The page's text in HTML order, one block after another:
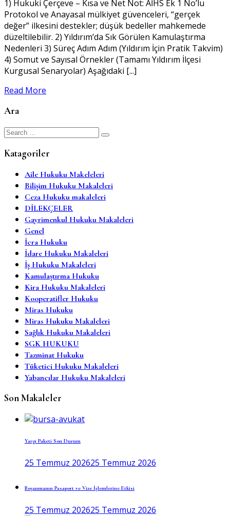
1) Hukuki Çerçeve – Kısa ve Net Not: AİHS Ek 1 No’lu
Protokol ve Anayasal mülkiyet güvenceleri, “gerçek
değer” ilkesini destekler; düşük bedeller mahkemede
düzeltilebilir. 2) Yıldırım’da Sık Görülen Kamulaştırma
Nedenleri 3) Süreç Adım Adım (Yıldırım İçin Pratik Takvim)
4) Somut ve Sayısal Örnekler (Tamamı Yıldırım İlçesi
Kurgusal Senaryolar) Aşağıdaki [...]
Read More
Ara
Search
Katagoriler
Aile Hukuku Makeleleri
Bilişim Hukuku Makaleleri
Ceza Hukuku makaleleri
DİLEKÇELER
Gayrimenkul Hukuku Makaleleri
Genel
İcra Hukuku
İdare Hukuku Makaleleri
İş Hukuku Makaleleri
Kamulaştırma Hukuku
Kira Hukuku Makaleleri
Kooperatifler Hukuku
Miras Hukuku
Miras Hukuku Makaleleri
Sağlık Hukuku Makaleleri
SGK HUKUKU
Tazminat Hukuku
Tüketici Hukuku Makaleleri
Yabancılar Hukuku Makaleleri
Son Makaleler
Yargı Paketi Son Durum
25 Temmuz 202625 Temmuz 2026
Boşanmanın Pasaport ve Vize İşlemlerine Etkisi
25 Temmuz 202625 Temmuz 2026